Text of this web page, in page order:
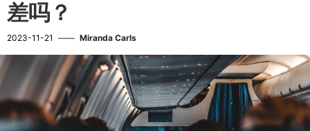
差吗？
2023-11-21 —— Miranda Carls